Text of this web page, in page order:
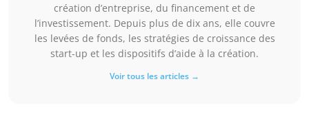
création d’entreprise, du financement et de
l’investissement. Depuis plus de dix ans, elle couvre
les levées de fonds, les stratégies de croissance des
start-up et les dispositifs d’aide à la création.
Voir tous les articles →